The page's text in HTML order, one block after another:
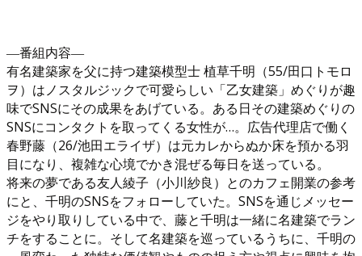
―番組内容―
有名建築家を父に持つ建築模型士 植草千明（55/田口トモロ
ヲ）はノスタルジックで可愛らしい「乙女建築」めぐりが趣
味でSNSにその成果をあげている。ある日その建築めぐりの
SNSにコンタクトを取ってくる女性が…。広告代理店で働く
春野藤（26/池田エライザ）は元カレからぬか床を預かる羽
目になり、複雑な心境でかき混ぜる毎日を送っている。
将来の夢である友人綾子（小川紗良）とのカフェ開業の参考
にと、千明のSNSをフォローしていた。SNSを通じメッセー
ジをやり取りしている中で、藤と千明は一緒に名建築でラン
チをすることに。そして名建築を巡っているうちに、千明の